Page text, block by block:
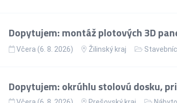
Dopytujem: montáž plotových 3D
Včera (6. 8. 2026) Žilinský kraj
Dopytujem: okrúhlu stolovú dosku,